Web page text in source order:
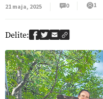
21 maja, 2025
0 1
Delite: